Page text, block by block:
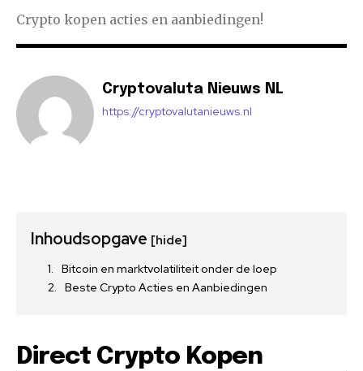
Crypto kopen acties en aanbiedingen!
Cryptovaluta Nieuws NL
https://cryptovalutanieuws.nl
Inhoudsopgave [hide]
Bitcoin en marktvolatiliteit onder de loep
Beste Crypto Acties en Aanbiedingen
Direct Crypto Kopen